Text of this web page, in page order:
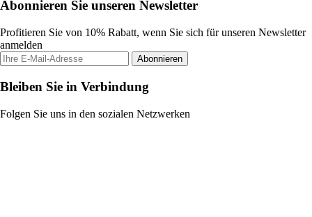
Abonnieren Sie unseren Newsletter
Profitieren Sie von 10% Rabatt, wenn Sie sich für unseren Newsletter
anmelden
Abonnieren
Bleiben Sie in Verbindung
Folgen Sie uns in den sozialen Netzwerken